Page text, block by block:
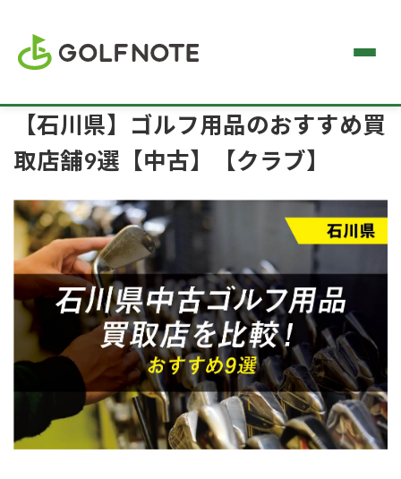
【石川県】ゴルフ用品のおすすめ買
取店舗9選【中古】【クラブ】